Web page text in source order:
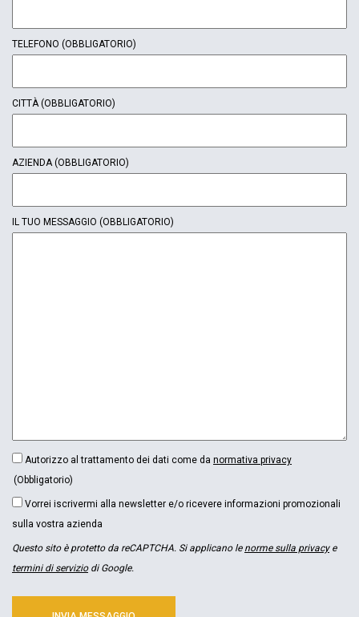
TELEFONO (OBBLIGATORIO)
CITTÀ (OBBLIGATORIO)
AZIENDA (OBBLIGATORIO)
IL TUO MESSAGGIO (OBBLIGATORIO)
CONSENSO
(OBBLIGATORIO)
Autorizzo al trattamento dei dati come da normativa privacy
(Obbligatorio)
NEWSLETTER
Vorrei iscrivermi alla newsletter e/o ricevere informazioni promozionali
sulla vostra azienda
Questo sito è protetto da reCAPTCHA. Si applicano le norme sulla privacye
termini di serviziodi Google.